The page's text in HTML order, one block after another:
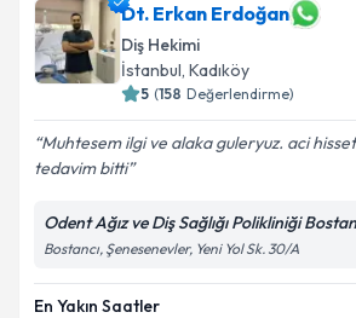
Dt. Erkan Erdoğan
Diş Hekimi
İstanbul, Kadıköy
5 (158 Değerlendirme)
Muhtesem ilgi ve alaka guleryuz. aci
tedavim bitti
Odent Ağız ve Diş Sağlığı Polikliniği
Bostancı, Şenesenevler, Yeni Yol Sk. 30/A
En Yakın Saatler